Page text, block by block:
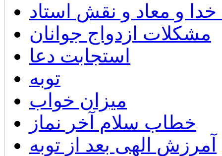
خدا و معاد و نقش استاد
مشكلات ازدواج جوانان
استجابت دعا
توبه
میزان خواب
خطاب سلام آخر نماز
آمرزش الهی بعد از توبه